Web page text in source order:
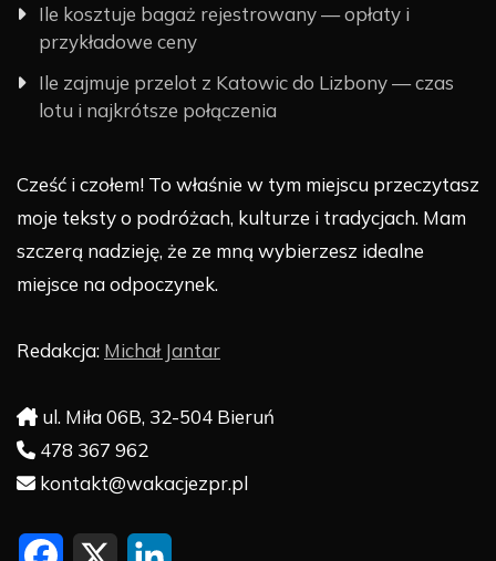
Ile kosztuje bagaż rejestrowany — opłaty i
przykładowe ceny
Ile zajmuje przelot z Katowic do Lizbony — czas
lotu i najkrótsze połączenia
Cześć i czołem! To właśnie w tym miejscu przeczytasz
moje teksty o podróżach, kulturze i tradycjach. Mam
szczerą nadzieję, że ze mną wybierzesz idealne
miejsce na odpoczynek.
Redakcja: Michał Jantar
ul. Miła 06B, 32-504 Bieruń
478 367 962
kontakt@wakacjezpr.pl
F X